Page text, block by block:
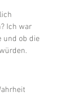
Ich war
und ob die